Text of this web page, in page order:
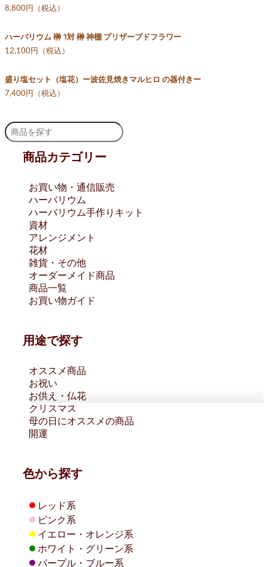
8,800円（税込）
ハーバリウム 榊 1対 榊 神棚 プリザーブドフラワー
12,100円（税込）
盛り塩セット（塩花）ー波佐見焼きマルヒロ の器付きー
7,400円（税込）
商品カテゴリー
お買い物・通信販売
ハーバリウム
ハーバリウム手作りキット
資材
アレンジメント
花材
雑貨・その他
オーダーメイド商品
商品一覧
お買い物ガイド
用途で探す
オススメ商品
お祝い
お供え・仏花
クリスマス
母の日にオススメの商品
開運
色から探す
● レッド系
● ピンク系
● イエロー・オレンジ系
● ホワイト・グリーン系
● パープル・ブルー系